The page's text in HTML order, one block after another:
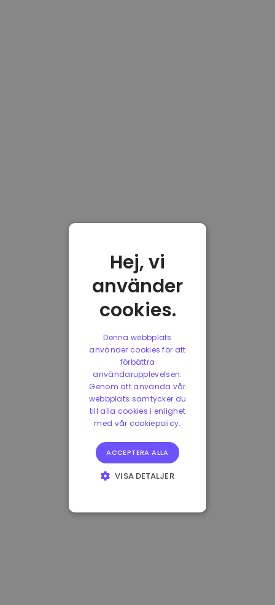
Hej, vi
använder
cookies.
Denna webbplats
använder cookies för att
förbättra
användarupplevelsen.
Genom att använda vår
webbplats samtycker du
till alla cookies i enlighet
med vår cookiepolicy.
ACCEPTERA ALLA
VISA DETALJER